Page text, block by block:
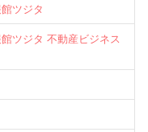
ツジタ
ツジタ 不動産ビジネス